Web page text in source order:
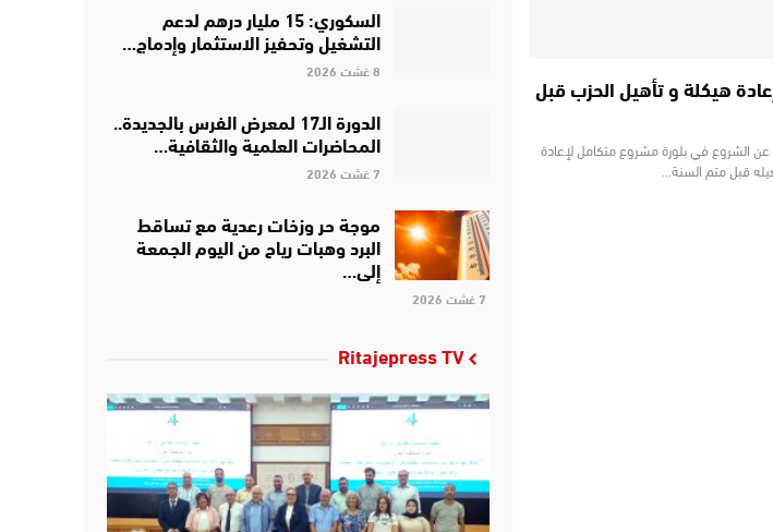
هيكلة و تأهيل الحزب قبل
الشروع في بلورة مشروع متكامل لإعادة
قبل متم السنة…
السكوري: 15 مليار درهم لدعم
التشغيل وتحفيز الاستثمار وإدماج…
8 غشت 2026
الدورة الـ17 لمعرض الفرس بالجديدة..
المحاضرات العلمية والثقافية…
7 غشت 2026
موجة حر وزخات رعدية مع تساقط
البرد وهبات رياح من اليوم الجمعة
إلى…
7 غشت 2026
Ritajepress TV